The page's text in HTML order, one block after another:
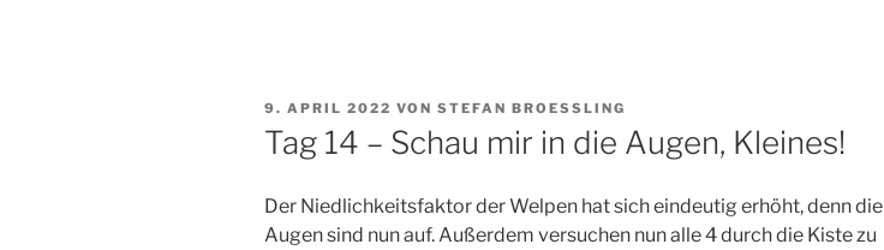
VERÖFFENTLICHT
AM
9. APRIL 2022 VON STEFAN BROESSLING
Tag 14 – Schau mir in die Augen, Kleines!
Der Niedlichkeitsfaktor der Welpen hat sich eindeutig erhöht, denn die
Augen sind nun auf. Außerdem versuchen nun alle 4 durch die Kiste zu